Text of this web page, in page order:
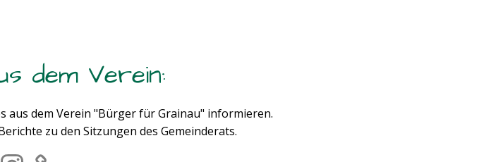
dem Verein:
aus dem Verein "Bürger für Grainau" informieren.
zu den Sitzungen des Gemeinderats.